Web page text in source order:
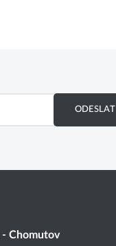
ODESLAT
- Chomutov